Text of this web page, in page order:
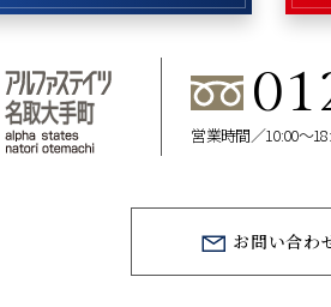
営業時間／10:00～
お問い合わ